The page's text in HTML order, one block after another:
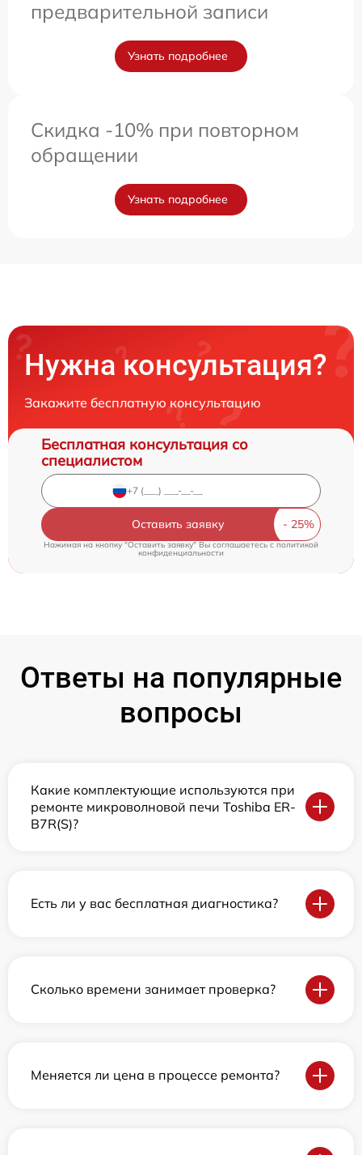
предварительной записи
Узнать подробнее
Скидка -10% при повторном
обращении
Узнать подробнее
Нужна консультация?
Закажите бесплатную консультацию
Бесплатная консультация со
специалистом
Оставить заявку
Нажимая на кнопку "Оставить заявку" Вы соглашаетесь cполитикой
конфиденциальности
Ответы на популярные
вопросы
Какие комплектующие используются при
ремонте микроволновой печи Toshiba ER-
B7R(S)?
Есть ли у вас бесплатная диагностика?
Сколько времени занимает проверка?
Меняется ли цена в процессе ремонта?